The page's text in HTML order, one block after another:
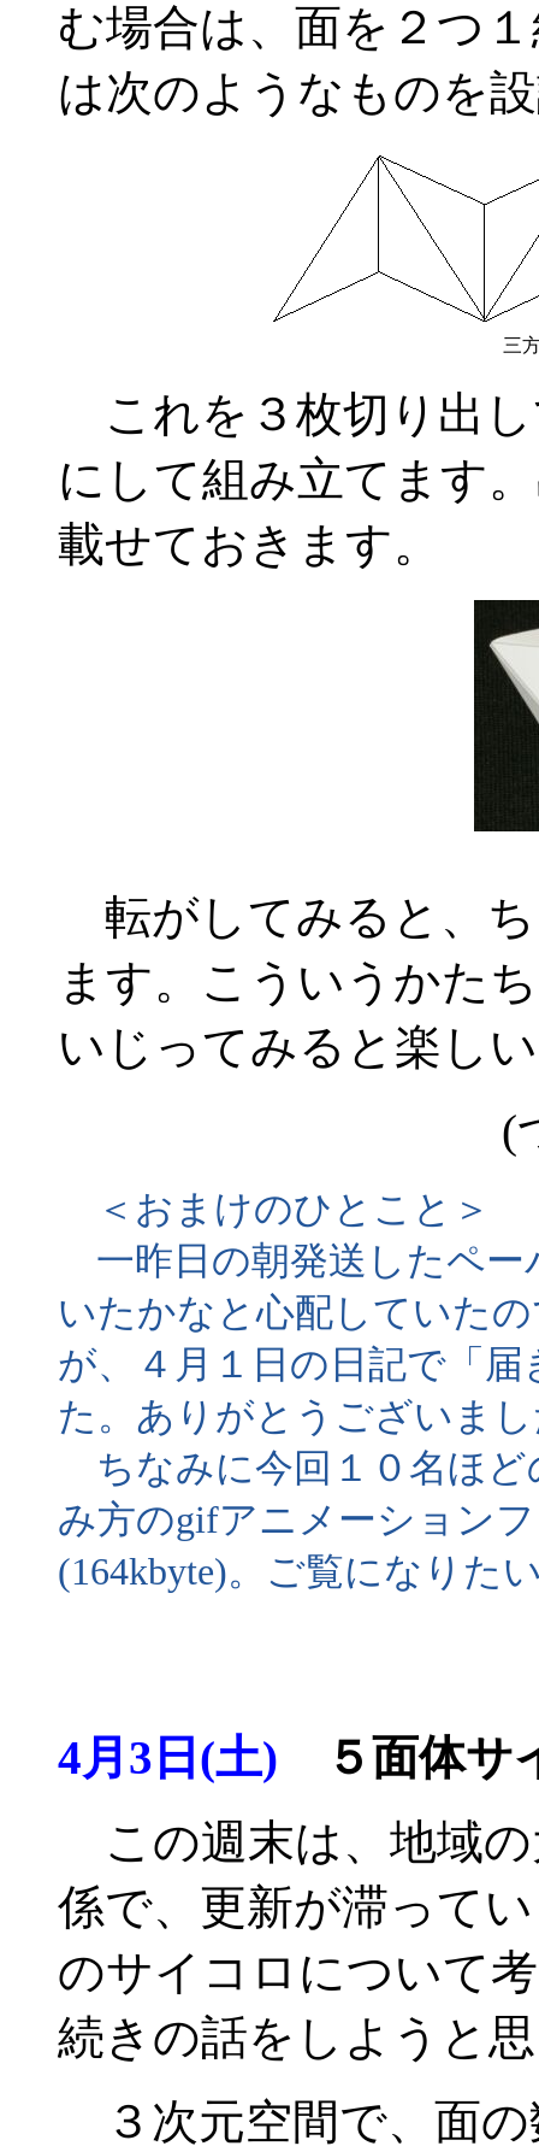
む場合は、面を２つ
は次のようなものを
三
これを３枚切り出
にして組み立てます
載せておきます。
転がしてみると、
ます。こういうかた
いじってみると楽し
(
＜おまけのひとこと＞
一昨日の朝発送したペー
いたかなと心配していた
が、４月１日の日記で「
た。ありがとうございま
ちなみに今回１０名ほど
み方のgifアニメーション
(164kbyte)。ご覧になりた
4月3日(土) ５面体サ
この週末は、地域
係で、更新が滞って
のサイコロについて
続きの話をしようと
３次元空間で、面